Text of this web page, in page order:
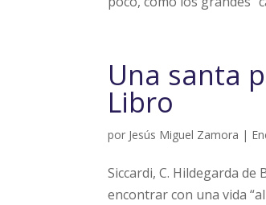
Una santa
Libro
por Jesús Miguel Zamora |
Siccardi, C. Hildegarda
encontrar con una vida